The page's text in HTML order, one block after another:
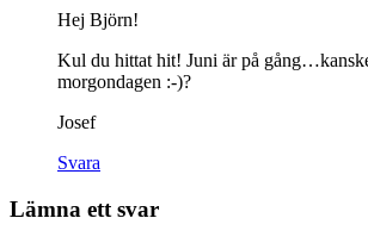
Hej Björn!
Kul du hittat hit! Juni är på
morgondagen :-)?
Josef
Svara
Lämna ett svar